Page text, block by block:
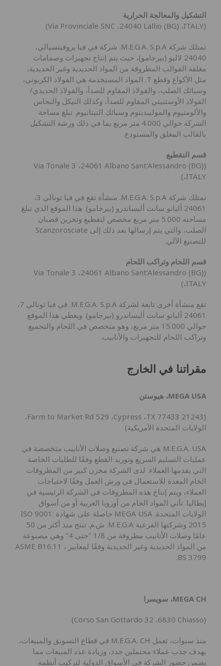
التشكيل والمعالجة الحرارية
(Via Provinciale SNC ،24040 Lallio (BG) ،ITALY)
تمتلك شركة M.E.G.A. S.p.A. شركة في فيا بروفينسيالي،
24040 لاليو (بيرجامو)، حيث يتم إنتاج تجهيزات وصمامات
مغلقة القوالب المطروقة من المواد الحديدية وغير الحديدية،
مثل الأكواع وقطع T. المواد المستخدمة هي الفولاذ الكربوني،
وسبائك الصلب، والفولاذ المقاوم للصدأ، والفولاذ الحديدي/
الفولاذ الأوستنيتي المقاوم للصدأ، وكذلك النيكل والنحاس
والألومنيوم والموليبدينوم وسبائك التيتانيوم. تبلغ مساحة
الشركة حوالي 4.000 متر مربع بما في ذلك ورشة التشكيل
بالقالب المغلق والمستودع.
قسم التقطيع
(Via Tonale 3 ،24061 Albano Sant’Alessandro (BG)
،ITALY)
تمتلك شركة M.E.G.A. S.p.A. منشأة تقع في فيا تونالي 3،
24061 ألبانو سانت أليساندرو (بيرجامو). هذا الموقع الذي تبلغ
مساحته 5.000 متر مربع مخصص لتقطيع وتخزين قضبان
الصلب، والتي يتم إرسالها بعد ذلك إلى Scanzorosciate
للتصنيع الآلي.
قسم اللحام وتراكب اللحام
(Via Tonale 3 ،24061 Albano Sant’Alessandro (BG)
،ITALY)
تقع منشأة أخرى تابعة لشركة M.E.G.A. S.p.A. في فيا تونالي 7،
24061 ألبانو سانت أليساندرو (بيرجامو). ويغطي هذا الموقع
حوالي 15.000 متر مربع، وهو متخصص في اللحام والتجميع
وتراكب اللحام للتجهيزات والأنابيب.
مقراتنا في الخارج
MEGA USA، هيوستن
(21243 Farm to Market Rd 529 ،Cypress ،TX 77433،
الولايات المتحدة الأمريكية)
M.E.G.A. USA هي شركة تصنيع وصلات الأنابيب متخصصة في
عمليات التسليم السريع وتوريد القطع وفقًا للطلبات الخاصة
التي يقدمها العملاء. لدى الشركة مخزن كبير من المطروقات
الخام المعدة للاستعمال في ورش العمل وفقًا لاحتياجات
العملاء، ويتم إنتاج هذه المطروقات في الشركة الرئيسية في
إيطاليا. تأتي المواد الخام من أوروبا الغربية أو من أسواق
الولايات المتحدة. MEGA USA حاصلة على شهادة ISO 9001:
2015 وشركتها الفرعية M.E.G.A. ش.م. تنتج منذ أكثر من 50
عامًا وصلات الأنابيب مطروقة من 1/8 "حتى 4" وهي مصنوعة
من المواد الحديدية وغير الحديدية وفقًا لمعايير ASME B16.11 ،
BS 3799.
MEGA CH، سويسرا
(Corso San Gottardo 32 ،6830 Chiasso)
منذ سنوات، تعمل M.E.G.A. CH في قطاع التسويق والمبيعات،
بهدف جذب عملاء محتملين جدد، وزيادة عدد المبيعات مما
يضمن حضور الشركة في الأسواق الدولية لتركيب أنظمة
تنزيل الكتالوج!
الاسم
البريد الإلكتروني
الشركة